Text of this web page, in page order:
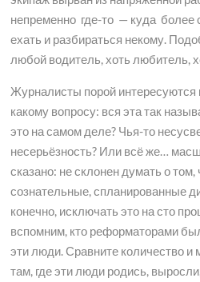
непременно где-то — куда более
ехать и разбираться некому.
любой водитель, хоть любитель,
Журналисты порой интересуются
какому вопросу: вся эта так
это на самом деле? Чья-то
несерьёзность? Или всё же…
сказано: не склонен думать о том,
сознательные, спланированные
конечно, исключать это на сто
вспомним, кто реформаторами
эти люди. Сравните количество и
там, где эти люди родись,